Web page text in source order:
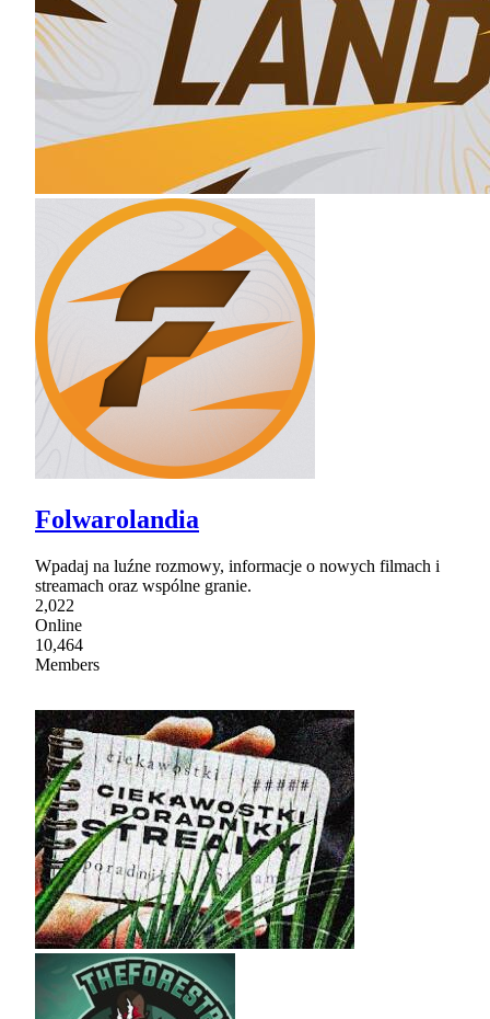
Folwarolandia
Wpadaj na luźne rozmowy, informacje o nowych filmach i
streamach oraz wspólne granie.
2,022
Online
10,464
Members